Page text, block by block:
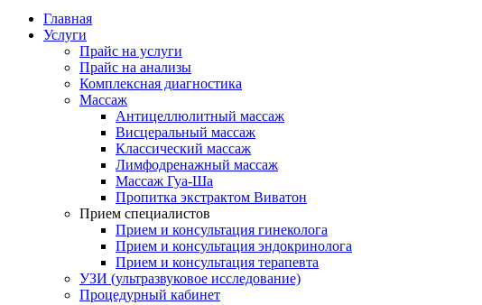
жизнь"Главная
Услуги
Прайс на услуги
Прайс на анализы
Комплексная диагностика
Массаж
Антицеллюлитный массаж
Висцеральный массаж
Классический массаж
Лимфодренажный массаж
Массаж Гуа-Ша
Пропитка экстрактом Виватон
Прием специалистов
Прием и консультация гинеколога
Прием и консультация эндокринолога
Прием и консультация терапевта
УЗИ (ультразвуковое исследование)
Процедурный кабинет